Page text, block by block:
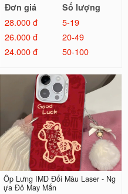
Đơn giá
Số lượng
28.000 đ
5-19
26.000 đ
20-49
24.000 đ
50-100
Ốp Lưng IMD Đổi Màu Laser - Ng
ựa Đỏ May Mắn